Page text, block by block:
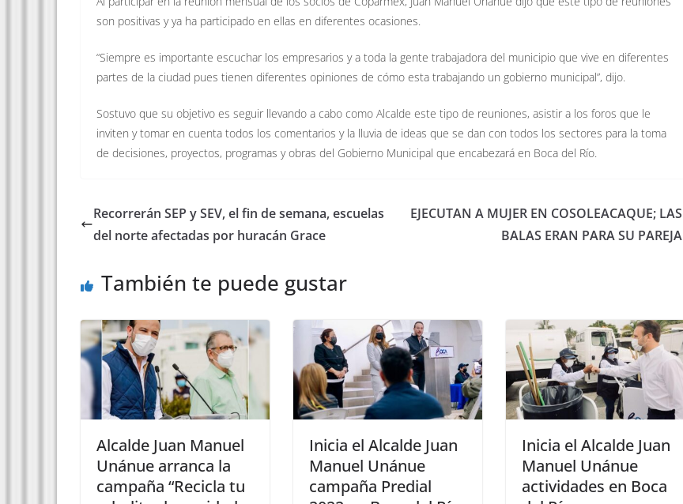
son positivas y ya ha participado en ellas en diferentes ocasiones.
“Siempre es importante escuchar los empresarios y a toda la gente trabajadora del municipio que vive en diferentes
partes de la ciudad pues tienen diferentes opiniones de cómo esta trabajando un gobierno municipal”, dijo.
Sostuvo que su objetivo es seguir llevando a cabo como Alcalde este tipo de reuniones, asistir a los foros que le
inviten y tomar en cuenta todos los comentarios y la lluvia de ideas que se dan con todos los sectores para la toma
de decisiones, proyectos, programas y obras del Gobierno Municipal que encabezará en Boca del Río.
Recorrerán SEP y SEV, el fin de semana, escuelas
del norte afectadas por huracán Grace
EJECUTAN A MUJER EN COSOLEACAQUE; LAS
BALAS ERAN PARA SU PAREJA
También te puede gustar
Alcalde Juan Manuel
Unánue arranca la
campaña “Recicla tu
Inicia el Alcalde Juan
Manuel Unánue
campaña Predial
Inicia el Alcalde Juan
Manuel Unánue
actividades en Boca